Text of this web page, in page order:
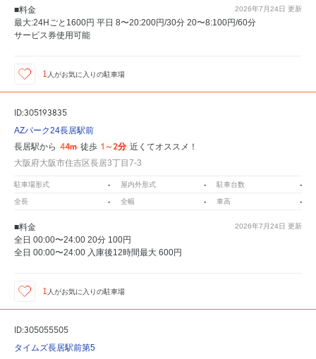
2026年7月24日 更新
■料金
最大:24Hごと1600円 平日 8〜20:200円/30分 20〜8:100円/60分
サービス券使用可能
1 人がお気に入りの駐車場
ID:305193835
AZパーク24長居駅前
長居駅から 44m 徒歩 1～2分 近くてオススメ！
大阪府大阪市住吉区長居3丁目7-3
駐車場形式 - 屋内外形式 - 駐車台数 -
全長 - 全幅 - 車高 -
2026年7月24日 更新
■料金
全日 00:00〜24:00 20分 100円
全日 00:00〜24:00 入庫後12時間最大 600円
1 人がお気に入りの駐車場
ID:305055505
タイムズ長居駅前第5